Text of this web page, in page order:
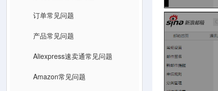
订单常见问题
产品常见问题
Aliexpress速卖通常见问题
Amazon常见问题